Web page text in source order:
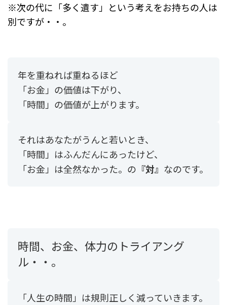
※次の代に「多く遺す」という考えをお持ちの人は
別ですが・・。
年を重ねれば重ねるほど
「お金」の価値は下がり、
「時間」の価値が上がります。
それはあなたがうんと若いとき、
「時間」はふんだんにあったけど、
「お金」は全然なかった。の 『対』 なのです。
時間、お金、体力のトライアング
ル・・。
「人生の時間」は規則正しく減っていきます。